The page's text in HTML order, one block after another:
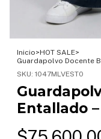
Inicio>HOT SALE>
Guardapolvo Docente
SKU: 1047MLVEST0
Entallado